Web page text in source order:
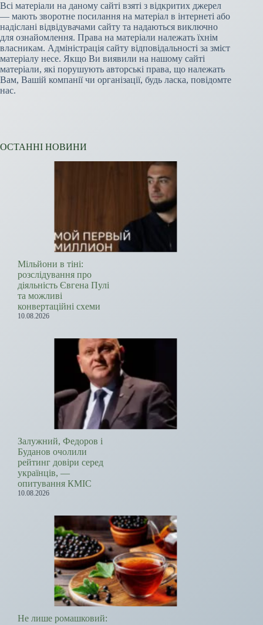
Всі матеріали на даному сайті взяті з відкритих джерел
— мають зворотне посилання на матеріал в інтернеті або
надіслані відвідувачами сайту та надаються виключно
для ознайомлення. Права на матеріали належать їхнім
власникам. Адміністрація сайту відповідальності за зміст
матеріалу несе. Якщо Ви виявили на нашому сайті
матеріали, які порушують авторські права, що належать
Вам, Вашій компанії чи організації, будь ласка, повідомте
нас.
ОСТАННІ НОВИНИ
Мільйони в тіні:
розслідування про
діяльність Євгена Пулі
та можливі
конвертаційні схеми
10.08.2026
Залужний, Федоров і
Буданов очолили
рейтинг довіри серед
українців, —
опитування КМІС
10.08.2026
Не лише ромашковий: